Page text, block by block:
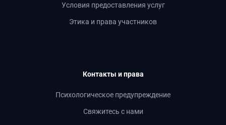
Условия предоставления услуг
Этика и права участников
Контакты и права
Психологическое предупреждение
Свяжитесь с нами